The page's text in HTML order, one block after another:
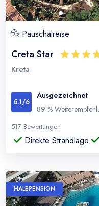
Pauschalreise
Creta Star
Kreta
5.1/6
Ausgezeichnet
89 %
517 Bewertungen
Direkte Strandlage
HALBPENSION